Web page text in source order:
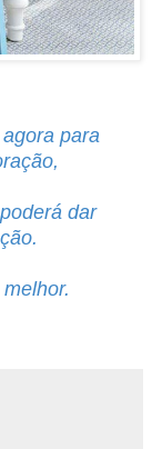
para
dar